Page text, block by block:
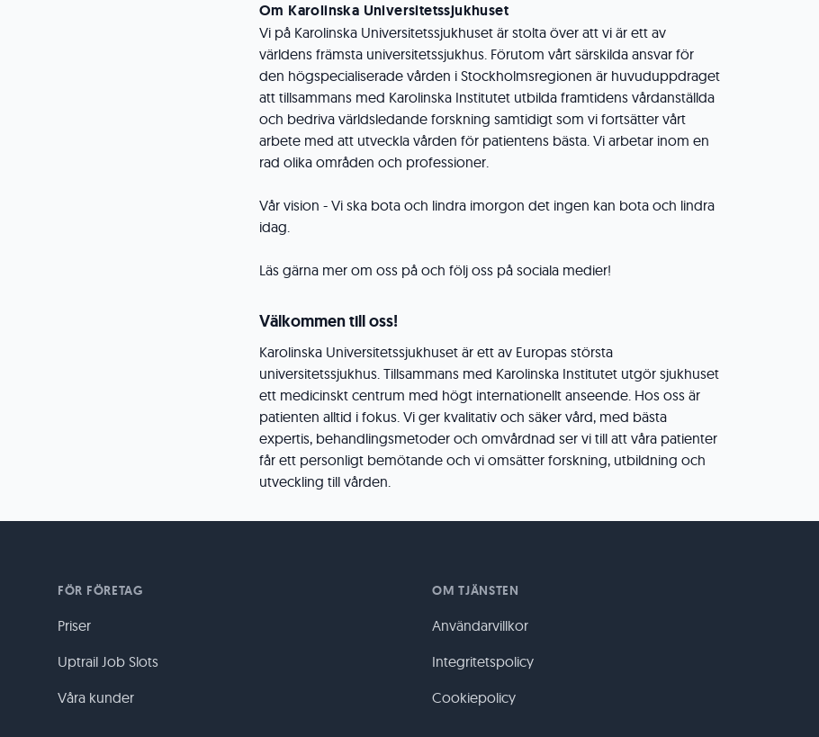
Om Karolinska Universitetssjukhuset
Vi på Karolinska Universitetssjukhuset är stolta över att vi är ett av
världens främsta universitetssjukhus. Förutom vårt särskilda ansvar för
den högspecialiserade vården i Stockholmsregionen är huvuduppdraget
att tillsammans med Karolinska Institutet utbilda framtidens vårdanställda
och bedriva världsledande forskning samtidigt som vi fortsätter vårt
arbete med att utveckla vården för patientens bästa. Vi arbetar inom en
rad olika områden och professioner.
Vår vision - Vi ska bota och lindra imorgon det ingen kan bota och lindra
idag.
Läs gärna mer om oss på och följ oss på sociala medier!
Välkommen till oss!
Karolinska Universitetssjukhuset är ett av Europas största
universitetssjukhus. Tillsammans med Karolinska Institutet utgör sjukhuset
ett medicinskt centrum med högt internationellt anseende. Hos oss är
patienten alltid i fokus. Vi ger kvalitativ och säker vård, med bästa
expertis, behandlingsmetoder och omvårdnad ser vi till att våra patienter
får ett personligt bemötande och vi omsätter forskning, utbildning och
utveckling till vården.
FÖR FÖRETAG
Priser
Uptrail Job Slots
Våra kunder
OM TJÄNSTEN
Användarvillkor
Integritetspolicy
Cookiepolicy